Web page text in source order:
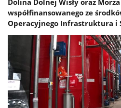
współfinansowanego ze
Operacyjnego Infrastruktura i